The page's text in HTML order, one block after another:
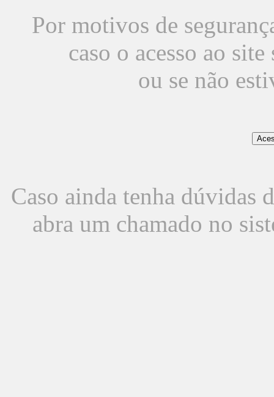
Por motivos de
caso o acesso ao
ou se não
Caso ainda tenha dúvidas
abra um chamado no